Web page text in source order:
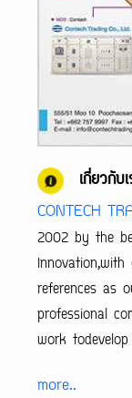
เกี่ยวกับ
CONTECH
2002 by the
references as
professional
work
more..